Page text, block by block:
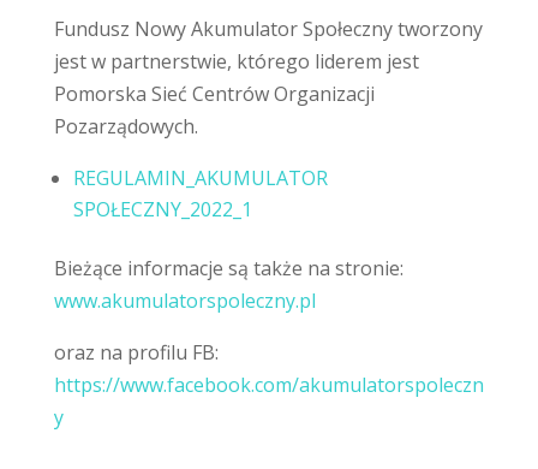
Fundusz Nowy Akumulator Społeczny tworzony
jest w partnerstwie, którego liderem jest
Pomorska Sieć Centrów Organizacji
Pozarządowych.
REGULAMIN_AKUMULATOR
SPOŁECZNY_2022_1
Bieżące informacje są także na stronie:
www.akumulatorspoleczny.pl
oraz na profilu FB:
https://www.facebook.com/akumulatorspoleczn
y